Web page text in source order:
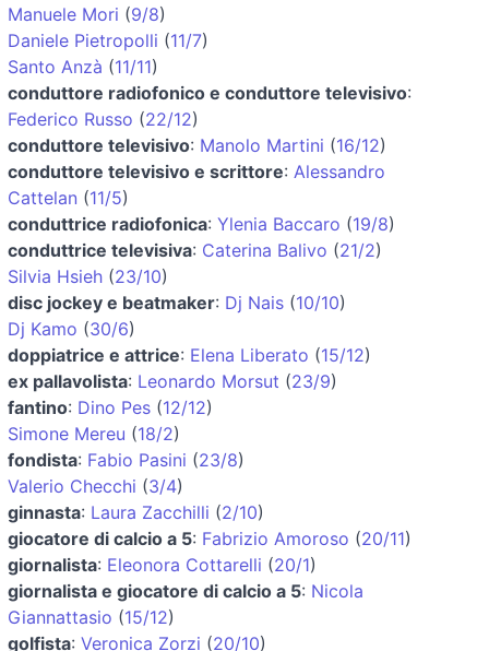
Manuele Mori (9/8)
Daniele Pietropolli (11/7)
Santo Anzà (11/11)
conduttore radiofonico e conduttore televisivo:
Federico Russo (22/12)
conduttore televisivo: Manolo Martini (16/12)
conduttore televisivo e scrittore: Alessandro
Cattelan (11/5)
conduttrice radiofonica: Ylenia Baccaro (19/8)
conduttrice televisiva: Caterina Balivo (21/2)
Silvia Hsieh (23/10)
disc jockey e beatmaker: Dj Nais (10/10)
Dj Kamo (30/6)
doppiatrice e attrice: Elena Liberato (15/12)
ex pallavolista: Leonardo Morsut (23/9)
fantino: Dino Pes (12/12)
Simone Mereu (18/2)
fondista: Fabio Pasini (23/8)
Valerio Checchi (3/4)
ginnasta: Laura Zacchilli (2/10)
giocatore di calcio a 5: Fabrizio Amoroso (20/11)
giornalista: Eleonora Cottarelli (20/1)
giornalista e giocatore di calcio a 5: Nicola
Giannattasio (15/12)
golfista: Veronica Zorzi (20/10)